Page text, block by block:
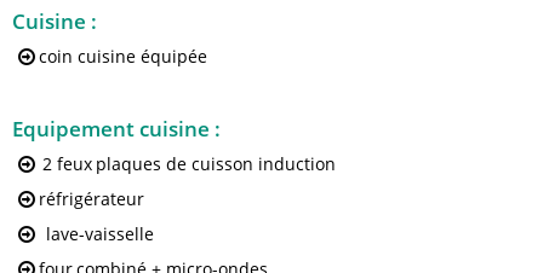
Cuisine :
coin cuisine équipée
Equipement cuisine :
2 feux plaques de cuisson induction
réfrigérateur
lave-vaisselle